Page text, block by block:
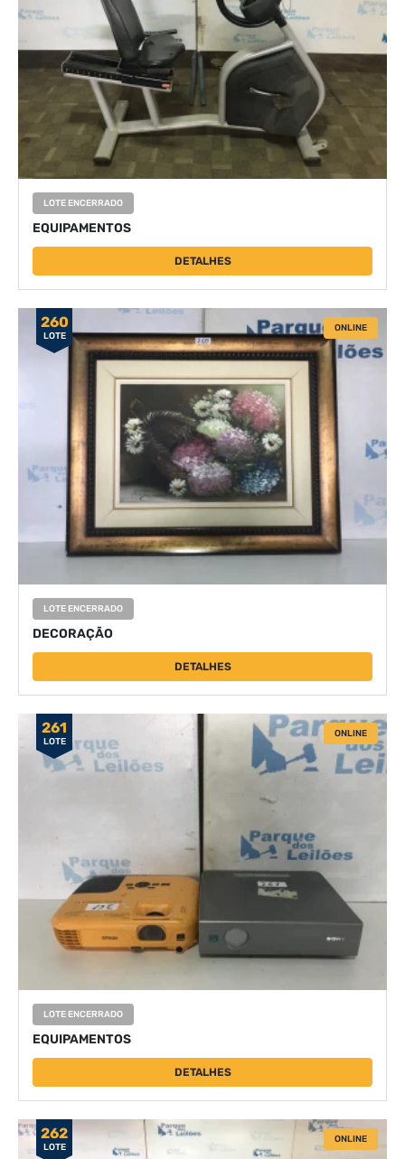
LOTE ENCERRADO
EQUIPAMENTOS
DETALHES
260
LOTE
ONLINE
LOTE ENCERRADO
DECORAÇÃO
DETALHES
261
LOTE
ONLINE
LOTE ENCERRADO
EQUIPAMENTOS
DETALHES
262
LOTE
ONLINE